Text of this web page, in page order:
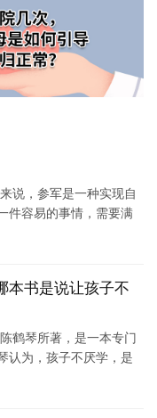
说，参军是一种实现自
件容易的事情，需要满
本书是说让孩子不
鹤琴所著，是一本专门
认为，孩子不厌学，是